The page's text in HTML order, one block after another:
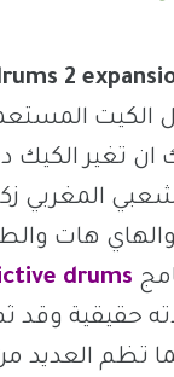
2
الكيت
تغير الكيك
المغربي
والهاي هات
drums
حقيقية وقد
تظم العديد